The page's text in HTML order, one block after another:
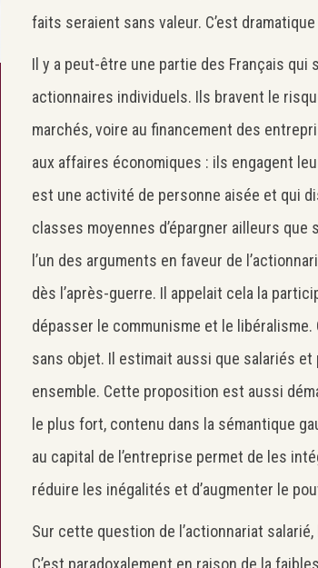
faits seraient sans valeur. C’est
Il y a peut-être une partie des Français qui
actionnaires individuels. Ils bravent le
marchés, voire au financement des
aux affaires économiques : ils engagent
est une activité de personne aisée et qui
classes moyennes d’épargner ailleurs que
l’un des arguments en faveur de
dès l’après-guerre. Il appelait cela la
dépasser le communisme et le
sans objet. Il estimait aussi que salariés
ensemble. Cette proposition est aussi
le plus fort, contenu dans la sémantique
au capital de l’entreprise permet de les
réduire les inégalités et d’augmenter le
Sur cette question de l’actionnariat
C’est paradoxalement en raison de la